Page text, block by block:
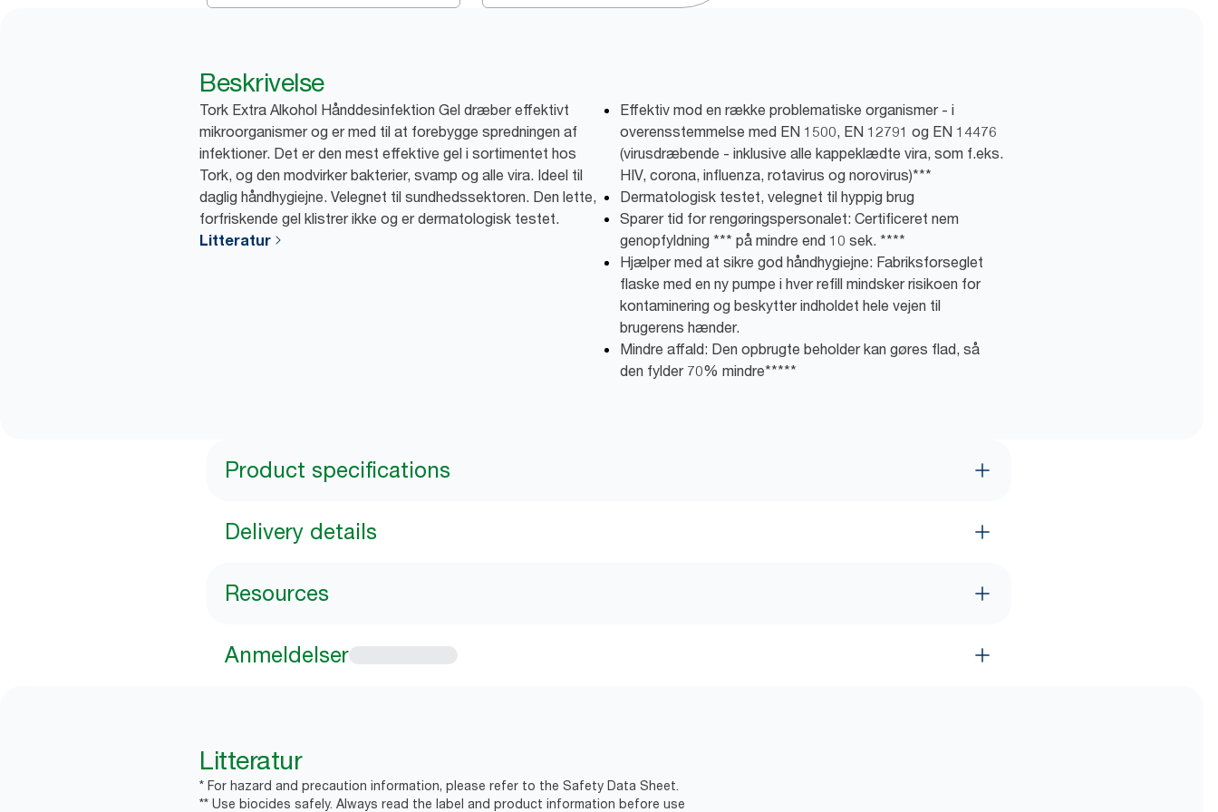
Beskrivelse
Tork Extra Alkohol Hånddesinfektion Gel dræber effektivt
mikroorganismer og er med til at forebygge spredningen af
infektioner. Det er den mest effektive gel i sortimentet hos
Tork, og den modvirker bakterier, svamp og alle vira. Ideel til
daglig håndhygiejne. Velegnet til sundhedssektoren. Den lette,
forfriskende gel klistrer ikke og er dermatologisk testet.
Litteratur
Effektiv mod en række problematiske organismer - i
overensstemmelse med EN 1500, EN 12791 og EN 14476
(virusdræbende - inklusive alle kappeklædte vira, som f.eks.
HIV, corona, influenza, rotavirus og norovirus)***
Dermatologisk testet, velegnet til hyppig brug
Sparer tid for rengøringspersonalet: Certificeret nem
genopfyldning *** på mindre end 10 sek. ****
Hjælper med at sikre god håndhygiejne: Fabriksforseglet
flaske med en ny pumpe i hver refill mindsker risikoen for
kontaminering og beskytter indholdet hele vejen til
brugerens hænder.
Mindre affald: Den opbrugte beholder kan gøres flad, så
den fylder 70% mindre*****
Product specifications
Delivery details
Resources
Anmeldelser
Litteratur
* For hazard and precaution information, please refer to the Safety Data Sheet.
** Use biocides safely. Always read the label and product information before use